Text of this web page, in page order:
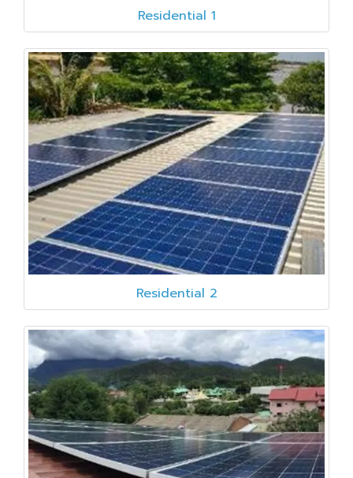
Residential 1
Residential 2